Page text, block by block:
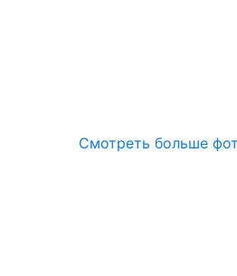
Смотреть больше